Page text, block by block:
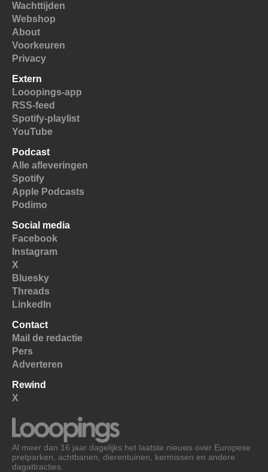
Wachttijden
Webshop
About
Voorkeuren
Privacy
Extern
Looopings-app
RSS-feed
Spotify-playlist
YouTube
Podcast
Alle afleveringen
Spotify
Apple Podcasts
Podimo
Social media
Facebook
Instagram
X
Bluesky
Threads
LinkedIn
Contact
Mail de redactie
Pers
Adverteren
Rewind
X
Al meer dan 16 jaar dagelijks het laatste nieuws over Europese
pretparken, achtbanen, dierentuinen, kermissen en andere
dagattracties.